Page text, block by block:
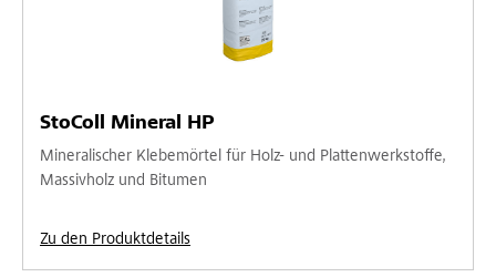
StoColl Mineral HP
Mineralischer Klebemörtel für Holz- und Plattenwerkstoffe,
Massivholz und Bitumen
Zu den Produktdetails